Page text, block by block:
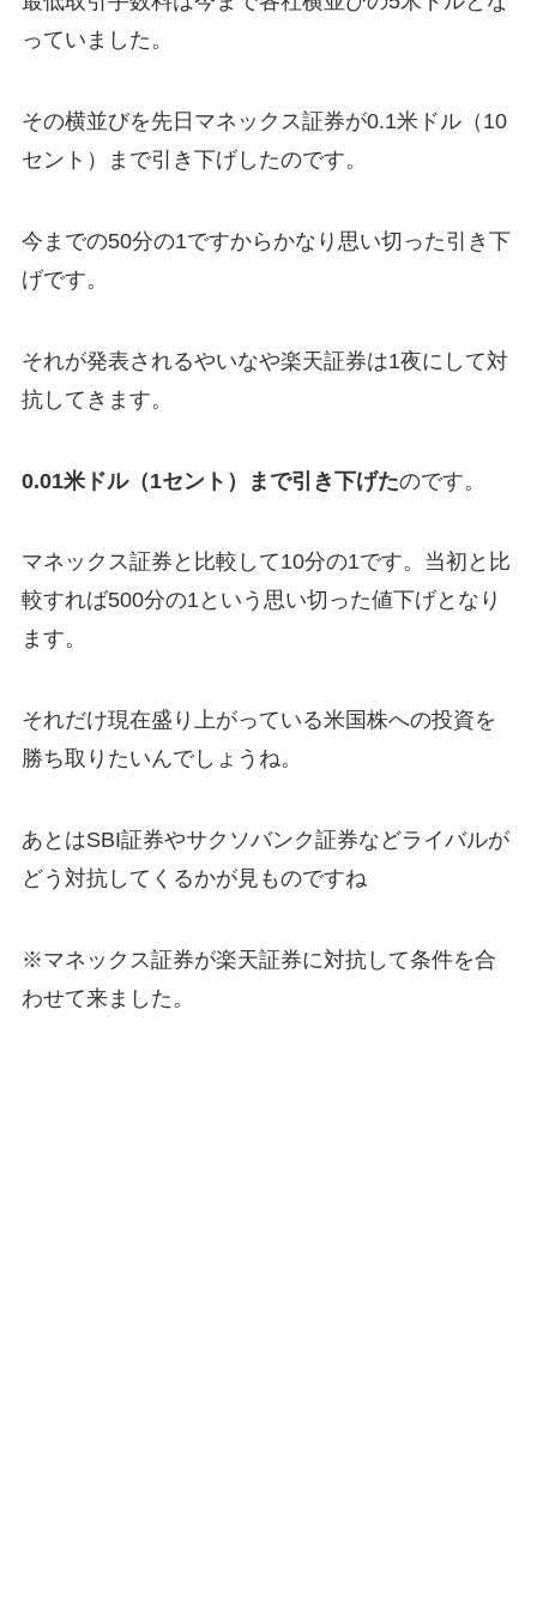
っていました。
その横並びを先日マネックス証券が0.1米ドル（10
セント）まで引き下げしたのです。
今までの50分の1ですからかなり思い切った引き下
げです。
それが発表されるやいなや楽天証券は1夜にして対
抗してきます。
0.01米ドル（1セント）まで引き下げたのです。
マネックス証券と比較して10分の1です。当初と比
較すれば500分の1という思い切った値下げとなり
ます。
それだけ現在盛り上がっている米国株への投資を
勝ち取りたいんでしょうね。
あとはSBI証券やサクソバンク証券などライバルが
どう対抗してくるかが見ものですね
※マネックス証券が楽天証券に対抗して条件を合
わせて来ました。